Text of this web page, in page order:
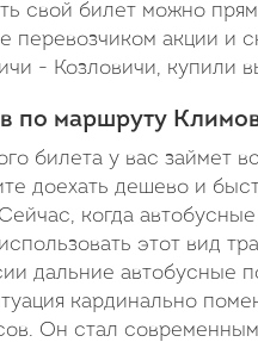
свой билет можно
перевозчиком акции и
- Козловичи, купили
по маршруту
билета у вас займет
доехать дешево и
когда
этот вид
дальние автобусные
кардинально
Он стал